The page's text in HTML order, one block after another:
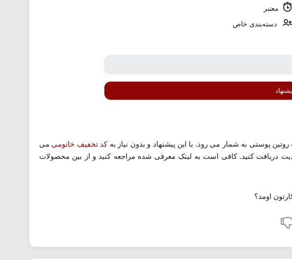
معتبر
دسته‌بندی خاص
پوستی به شمار می رود. با این پیشنهاد و بدون نیاز بهکد تخفیف خانومی می
ساین اسکین تا 40 درصد تخفیف بدون محدودیت دریافت کنید. کافی است به لینک معرفی شده مراجعه کنید و از بین محصولات
اومد؟